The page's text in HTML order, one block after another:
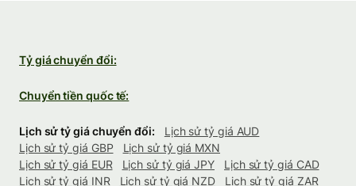
Tỷ giá chuyển đổi:
Chuyển tiền quốc tế:
Lịch sử tỷ giá chuyển đổi:
Lịch sử tỷ giá AUD
Lịch sử tỷ giá GBP
Lịch sử tỷ giá MXN
Lịch sử tỷ giá EUR
Lịch sử tỷ giá JPY
Lịch sử tỷ giá CAD
Lịch sử tỷ giá INR
Lịch sử tỷ giá NZD
Lịch sử tỷ giá ZAR